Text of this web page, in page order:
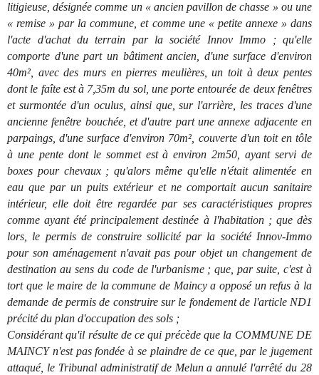
litigieuse, désignée comme un « ancien pavillon de chasse » ou une
« remise » par la commune, et comme une « petite annexe » dans
l'acte d'achat du terrain par la société Innov Immo ; qu'elle
comporte d'une part un bâtiment ancien, d'une surface d'environ
40m², avec des murs en pierres meulières, un toit à deux pentes
dont le faîte est à 7,35m du sol, une porte entourée de deux fenêtres
et surmontée d'un oculus, ainsi que, sur l'arrière, les traces d'une
ancienne fenêtre bouchée, et d'autre part une annexe adjacente en
parpaings, d'une surface d'environ 70m², couverte d'un toit en tôle
à une pente dont le sommet est à environ 2m50, ayant servi de
boxes pour chevaux ; qu'alors même qu'elle n'était alimentée en
eau que par un puits extérieur et ne comportait aucun sanitaire
intérieur, elle doit être regardée par ses caractéristiques propres
comme ayant été principalement destinée à l'habitation ; que dès
lors, le permis de construire sollicité par la société Innov-Immo
pour son aménagement n'avait pas pour objet un changement de
destination au sens du code de l'urbanisme ; que, par suite, c'est à
tort que le maire de la commune de Maincy a opposé un refus à la
demande de permis de construire sur le fondement de l'article ND1
précité du plan d'occupation des sols ;
Considérant qu'il résulte de ce qui précède que la COMMUNE DE
MAINCY n'est pas fondée à se plaindre de ce que, par le jugement
attaqué, le Tribunal administratif de Melun a annulé l'arrêté du 28